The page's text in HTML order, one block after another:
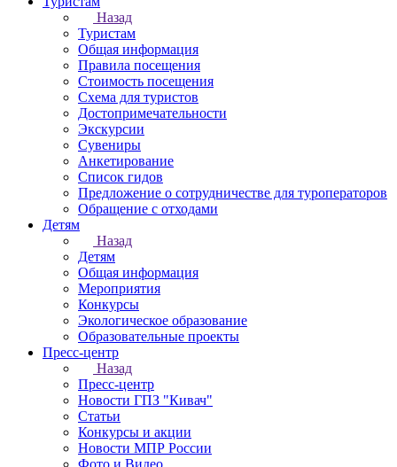
Назад
Туристам
Общая информация
Правила посещения
Стоимость посещения
Схема для туристов
Достопримечательности
Экскурсии
Сувениры
Анкетирование
Список гидов
Предложение о сотрудничестве для туроператоров
Обращение с отходами
Детям
Назад
Детям
Общая информация
Мероприятия
Конкурсы
Экологическое образование
Образовательные проекты
Пресс-центр
Назад
Пресс-центр
Новости ГПЗ "Кивач"
Статьи
Конкурсы и акции
Новости МПР России
Фото и Видео